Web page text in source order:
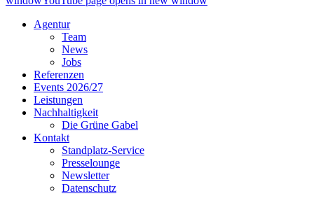
Agentur
Team
News
Jobs
Referenzen
Events 2026/27
Leistungen
Nachhaltigkeit
Die Grüne Gabel
Kontakt
Standplatz-Service
Presselounge
Newsletter
Datenschutz